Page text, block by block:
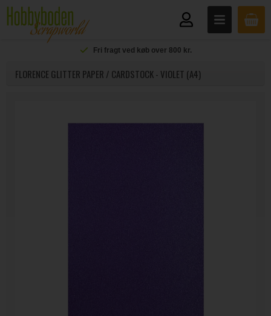
Fri fragt ved køb over 800 kr.
FLORENCE GLITTER PAPER / CARDSTOCK - VIOLET (A4)